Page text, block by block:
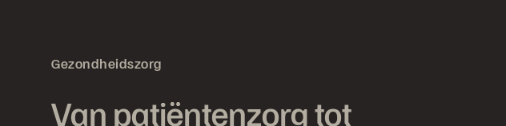
Gezondheidszorg
Van patiëntenzorg tot